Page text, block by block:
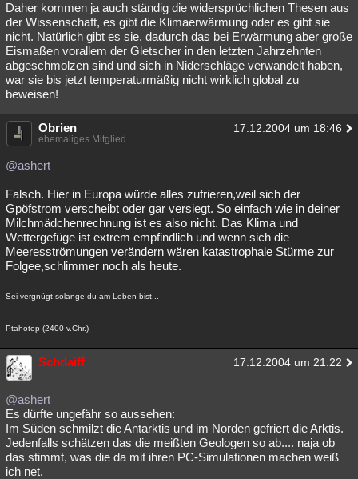
Daher kommen ja auch ständig die widersprüchlichen Thesen aus
der Wissenschaft, es gibt die Klimaerwärmung oder es gibt sie
nicht. Natürlich gibt es sie, dadurch das bei Erwärmung aber große
Eismaßen vorallem der Gletscher in den letzten Jahrzehnten
abgeschmolzen sind und sich in Niderschläge verwandelt haben,
war sie bis jetzt temperaturmäßig nicht wirklich global zu
beweisen!
Obrien 17.12.2004 um 18:46
ehemaliges Mitglied
@ashert
Falsch. Hier in Europa würde alles zufrieren,weil sich der
Gpöfstrom verscheibt oder gar versiegt. So einfach wie in deiner
Milchmädchenrechnung ist es also nicht. Das Klima und
Wettergefüge ist extrem empfindlich und wenn sich die
Meeresströmungen verändern wären katastrophale Stürme zur
Folgee,schlimmer noch als heute.
Sei vergnügt solange du am Leben bist...
Ptahotep (2400 v.Chr.)
Schdaiff 17.12.2004 um 21:22
@ashert
Es dürfte ungefähr so aussehen:
Im Süden schmilzt die Antarktis und im Norden gefriert die Arktis.
Jedenfalls schätzen das die meißten Geologen so ab.... naja ob
das stimmt, was die da mit ihren PC-Simulationen machen weiß
ich net.